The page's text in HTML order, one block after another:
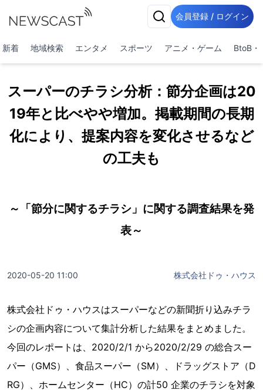
会員登録 / ログイン
新着 地域検索 エンタメ スポーツ アニメ・ゲーム BtoB・
スーパーのチラシ分析：節分企画は20
19年と比べやや増加。掲載期間の長期
化により、提案内容を変化させるなど
の工夫も
～「節分に関するチラシ」に関する調査結果を発
表～
2020-05-20 11:00 株式会社ドゥ・ハウス
株式会社ドゥ・ハウスはスーパーなどの新聞折り込みチラ
シの企画内容について集計分析した結果をまとめました。
今回のレポートは、2020/2/1 から2020/2/29 の総合スー
パー（GMS）、食品スーパー（SM）、ドラッグストア（D
RG）、ホームセンター（HC）の計50 企業のチラシを対象